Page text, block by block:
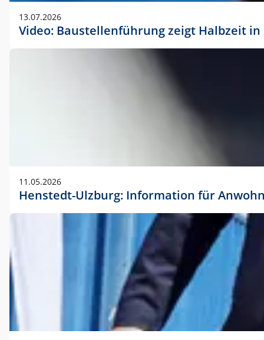
13.07.2026
Video: Baustellenführung zeigt Halbzeit
11.05.2026
Henstedt-Ulzburg: Information für